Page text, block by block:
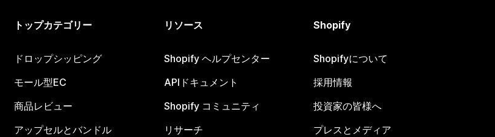
トップカテゴリー
ドロップシッピング
モール型EC
商品レビュー
アップセルとバンドル
リソース
Shopify ヘルプセンター
APIドキュメント
Shopify コミュニティ
リサーチ
Shopify
Shopifyについて
採用情報
投資家の皆様へ
プレスとメディア